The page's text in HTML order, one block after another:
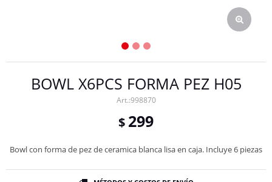
BOWL X6PCS FORMA PEZ H05
998870
$ 299
Bowl con forma de pez de ceramica blanca lisa en caja. Incluye 6 piezas